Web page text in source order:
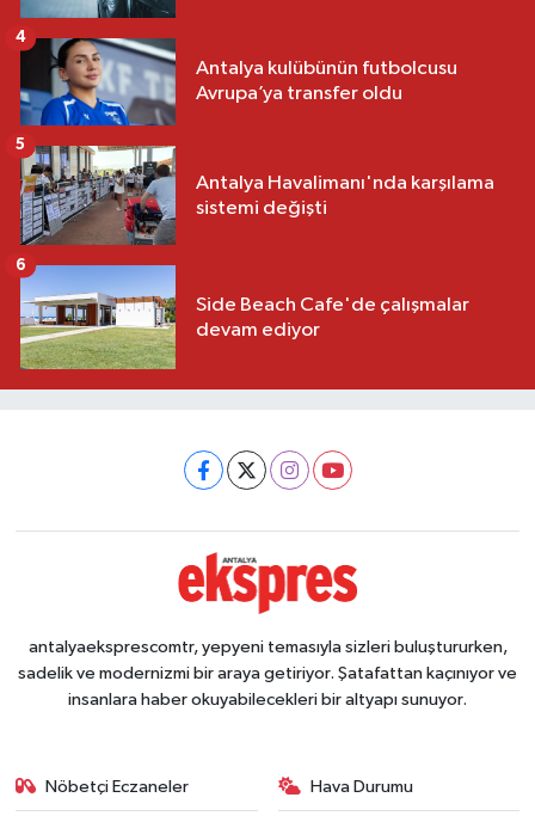
Antalya kulübünün futbolcusu
Avrupa’ya transfer oldu
4
Antalya Havalimanı'nda karşılama
sistemi değişti
5
Side Beach Cafe'de çalışmalar
devam ediyor
6
antalyaeksprescomtr, yepyeni temasıyla sizleri buluştururken,
sadelik ve modernizmi bir araya getiriyor. Şatafattan kaçınıyor ve
insanlara haber okuyabilecekleri bir altyapı sunuyor.
Nöbetçi Eczaneler Hava Durumu